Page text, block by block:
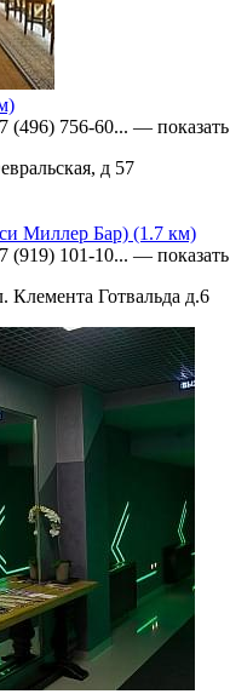
(496) 756-60... — показать
д 57
Миллер Бар) (1.7 км)
(919) 101-10... — показать
Клемента Готвальда д.6